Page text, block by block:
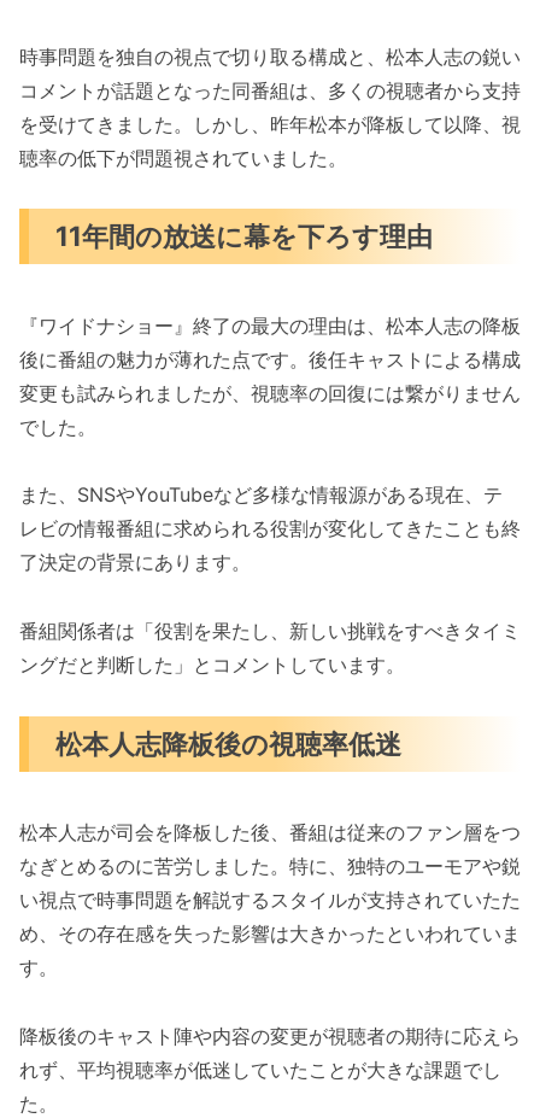
時事問題を独自の視点で切り取る構成と、松本人志の鋭い
コメントが話題となった同番組は、多くの視聴者から支持
を受けてきました。しかし、昨年松本が降板して以降、視
聴率の低下が問題視されていました。
11年間の放送に幕を下ろす理由
『ワイドナショー』終了の最大の理由は、松本人志の降板
後に番組の魅力が薄れた点です。後任キャストによる構成
変更も試みられましたが、視聴率の回復には繋がりません
でした。
また、SNSやYouTubeなど多様な情報源がある現在、テ
レビの情報番組に求められる役割が変化してきたことも終
了決定の背景にあります。
番組関係者は「役割を果たし、新しい挑戦をすべきタイミ
ングだと判断した」とコメントしています。
松本人志降板後の視聴率低迷
松本人志が司会を降板した後、番組は従来のファン層をつ
なぎとめるのに苦労しました。特に、独特のユーモアや鋭
い視点で時事問題を解説するスタイルが支持されていたた
め、その存在感を失った影響は大きかったといわれていま
す。
降板後のキャスト陣や内容の変更が視聴者の期待に応えら
れず、平均視聴率が低迷していたことが大きな課題でし
た。